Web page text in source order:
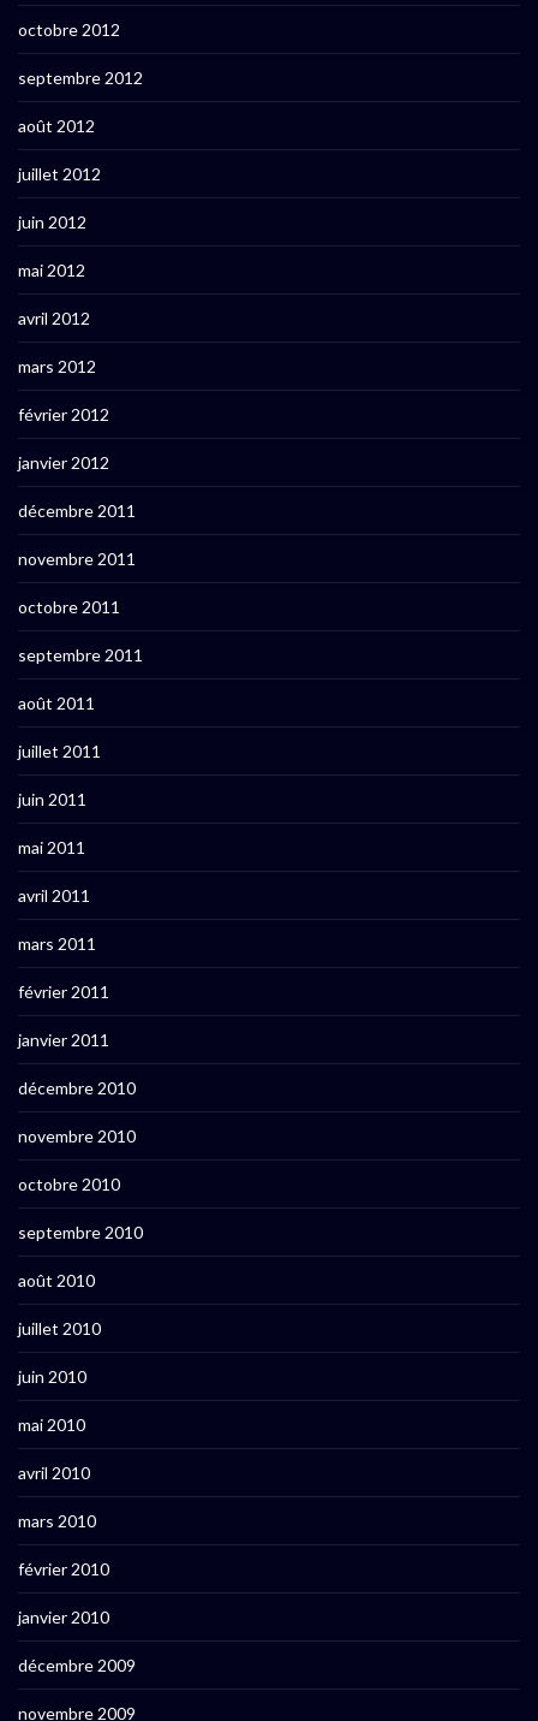
octobre 2012
septembre 2012
août 2012
juillet 2012
juin 2012
mai 2012
avril 2012
mars 2012
février 2012
janvier 2012
décembre 2011
novembre 2011
octobre 2011
septembre 2011
août 2011
juillet 2011
juin 2011
mai 2011
avril 2011
mars 2011
février 2011
janvier 2011
décembre 2010
novembre 2010
octobre 2010
septembre 2010
août 2010
juillet 2010
juin 2010
mai 2010
avril 2010
mars 2010
février 2010
janvier 2010
décembre 2009
novembre 2009